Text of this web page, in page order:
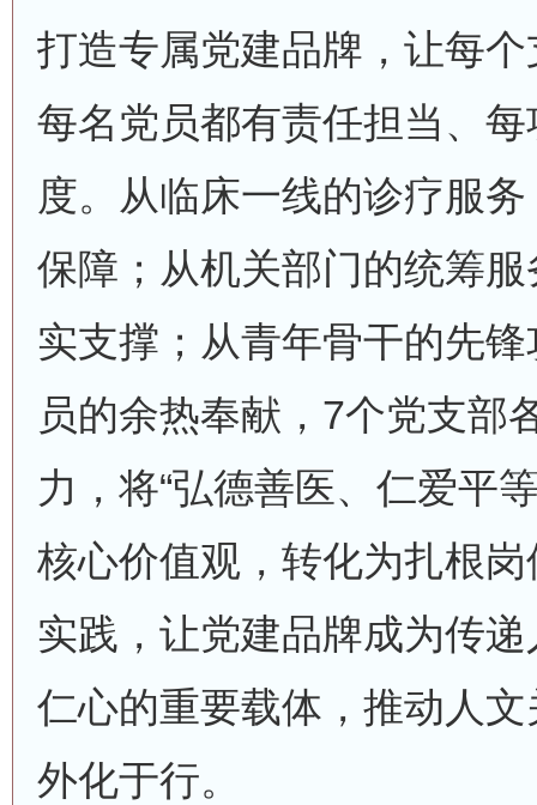
打造专属党建品牌，让每
每名党员都有责任担当、
度。从临床一线的诊疗服
保障；从机关部门的统筹
实支撑；从青年骨干的先
员的余热奉献，7个党支部
力，将“弘德善医、仁爱平
核心价值观，转化为扎根
实践，让党建品牌成为传
仁心的重要载体，推动人
外化于行。